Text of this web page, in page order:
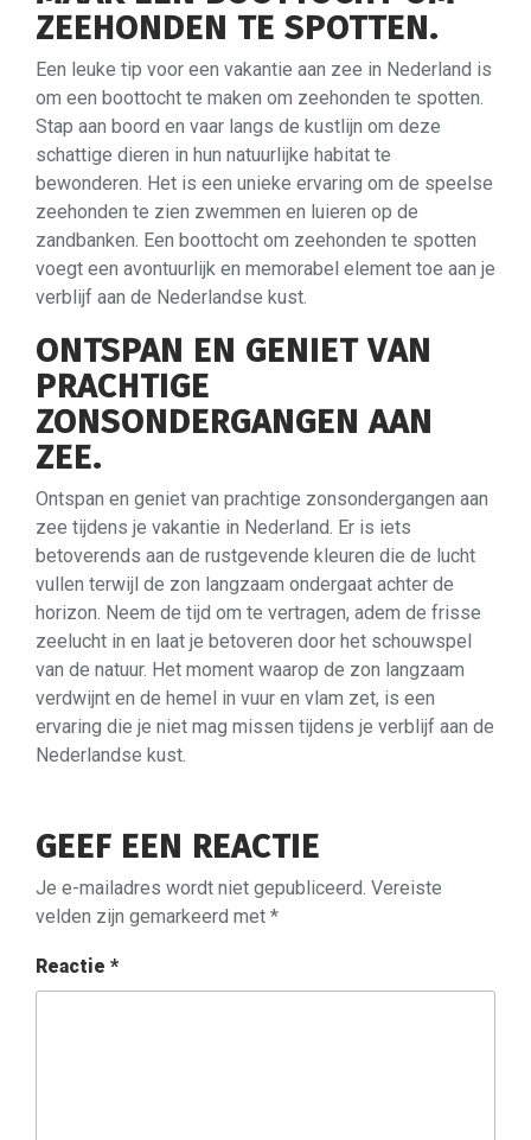
ZEEHONDEN TE SPOTTEN.
Een leuke tip voor een vakantie aan zee in Nederland is
om een boottocht te maken om zeehonden te spotten.
Stap aan boord en vaar langs de kustlijn om deze
schattige dieren in hun natuurlijke habitat te
bewonderen. Het is een unieke ervaring om de speelse
zeehonden te zien zwemmen en luieren op de
zandbanken. Een boottocht om zeehonden te spotten
voegt een avontuurlijk en memorabel element toe aan je
verblijf aan de Nederlandse kust.
ONTSPAN EN GENIET VAN
PRACHTIGE
ZONSONDERGANGEN AAN
ZEE.
Ontspan en geniet van prachtige zonsondergangen aan
zee tijdens je vakantie in Nederland. Er is iets
betoverends aan de rustgevende kleuren die de lucht
vullen terwijl de zon langzaam ondergaat achter de
horizon. Neem de tijd om te vertragen, adem de frisse
zeelucht in en laat je betoveren door het schouwspel
van de natuur. Het moment waarop de zon langzaam
verdwijnt en de hemel in vuur en vlam zet, is een
ervaring die je niet mag missen tijdens je verblijf aan de
Nederlandse kust.
GEEF EEN REACTIE
Je e-mailadres wordt niet gepubliceerd. Vereiste
velden zijn gemarkeerd met *
Reactie *